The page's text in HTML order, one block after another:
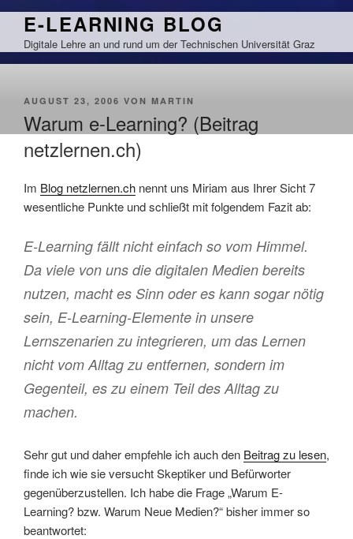
Zum
springen
E-LEARNING BLOG
Digitale Lehre an und rund um der Technischen Universität Graz
VERÖFFENTLICHT
AUGUST 23, 2006 VON MARTIN
Warum e-Learning? (Beitrag
netzlernen.ch)
Im Blog netzlernen.ch nennt uns Miriam aus Ihrer Sicht 7
wesentliche Punkte und schließt mit folgendem Fazit ab:
E-Learning fällt nicht einfach so vom Himmel.
Da viele von uns die digitalen Medien bereits
nutzen, macht es Sinn oder es kann sogar nötig
sein, E-Learning-Elemente in unsere
Lernszenarien zu integrieren, um das Lernen
nicht vom Alltag zu entfernen, sondern im
Gegenteil, es zu einem Teil des Alltag zu
machen.
Sehr gut und daher empfehle ich auch den Beitrag zu lesen,
finde ich wie sie versucht Skeptiker und Befürworter
gegenüberzustellen. Ich habe die Frage „Warum E-
Learning? bzw. Warum Neue Medien?“ bisher immer so
beantwortet: